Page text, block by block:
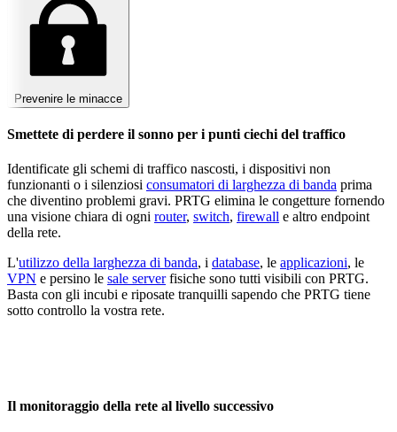
Prevenire le minacce
Smettete di perdere il sonno per i punti ciechi del traffico
Identificate gli schemi di traffico nascosti, i dispositivi non
funzionanti o i silenziosi consumatori di larghezza di banda prima
che diventino problemi gravi. PRTG elimina le congetture fornendo
una visione chiara di ogni router, switch, firewall e altro endpoint
della rete.
L'utilizzo della larghezza di banda, i database, le applicazioni, le
VPN e persino le sale serverfisiche sono tutti visibili con PRTG.
Basta con gli incubi e riposate tranquilli sapendo che PRTG tiene
sotto controllo la vostra rete.
Il monitoraggio della rete al livello successivo